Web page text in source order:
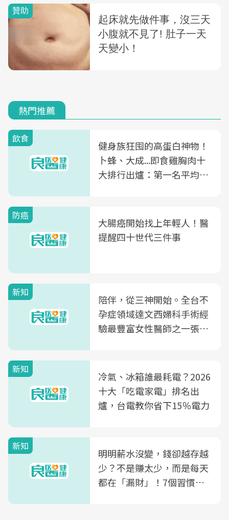
熱門推薦
飲食
健身族狂囤的高蛋白神物！
卜蜂、大成...即食雞胸肉十
大排行出爐：第一名平均一
防癌
大腸癌開始找上年輕人！醫
提醒四十世代三件事
新知
陪伴，從三神開始。全台不
孕症領域達文西婦科手術經
驗最豐富女性醫師之一張永
光田醫院建構360度女性健
康照護生態圈
新知
冷氣、冰箱誰最耗電？2026
十大「吃電家電」排名出
爐，台電教你省下15％電力
新知
明明薪水沒變，錢卻越存越
少？不是賺太少，而是每天
都在「漏財」！7個習慣一